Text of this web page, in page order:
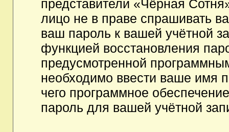
представители «Чёрная
лицо не в праве спрашивать
ваш пароль к вашей учётной
функцией восстановления
предусмотренной
необходимо ввести ваше имя
чего программное
пароль для вашей учётной